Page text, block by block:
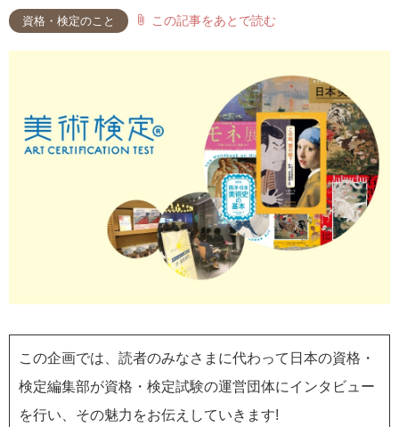
資格・検定のこと attach_file この記事をあとで読む
この企画では、読者のみなさまに代わって日本の資格・
検定編集部が資格・検定試験の運営団体にインタビュー
を行い、その魅力をお伝えしていきます!